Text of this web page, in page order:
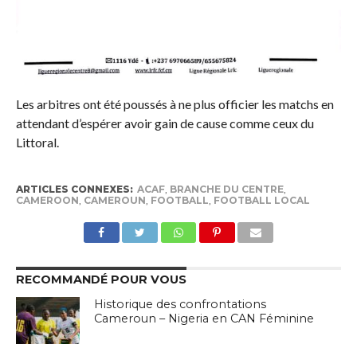
Les arbitres ont été poussés à ne plus officier les matchs en
attendant d’espérer avoir gain de cause comme ceux du
Littoral.
ARTICLES CONNEXES: ACAF, BRANCHE DU CENTRE,
CAMEROON CAMEROUN FOOTBALL FOOTBALL LOCAL
RECOMMANDÉ POUR VOUS
Historique des confrontations
Cameroun – Nigeria en CAN Féminine